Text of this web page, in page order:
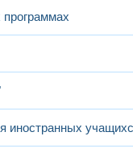
иностранных